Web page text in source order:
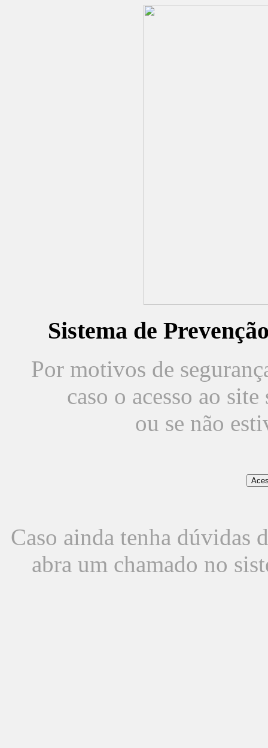
Sistema de
Por motivos de
caso o acesso ao
ou se não
Caso ainda tenha dúvidas
abra um chamado no